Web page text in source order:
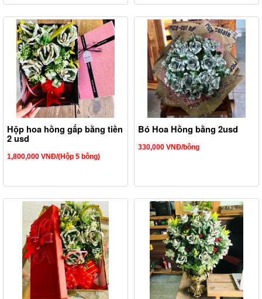
Hộp hoa hồng gấp bằng tiền
2 usd
1,800,000 VNĐ/(Hộp 5 bông)
Bó Hoa Hồng bằng 2usd
330,000 VNĐ/bông